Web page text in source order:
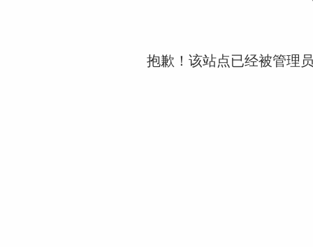
抱歉！该站点已经被管理